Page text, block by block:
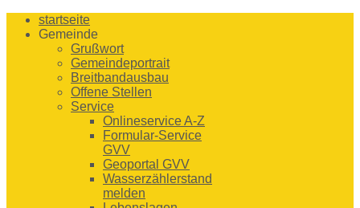
startseite
Gemeinde
Grußwort
Gemeindeportrait
Breitbandausbau
Offene Stellen
Service
Onlineservice A-Z
Formular-Service
GVV
Geoportal GVV
Wasserzählerstand
melden